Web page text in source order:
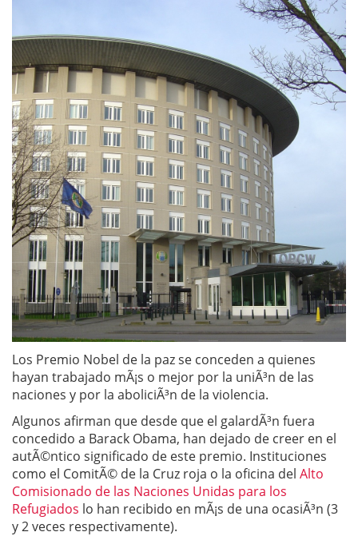
Los Premio Nobel de la paz se conceden a quienes
hayan trabajado mÃ¡s o mejor por la uniÃ³n de las
naciones y por la aboliciÃ³n de la violencia.
Algunos afirman que desde que el galardÃ³n fuera
concedido a Barack Obama, han dejado de creer en el
autÃ©ntico significado de este premio. Instituciones
como el ComitÃ© de la Cruz roja o la oficina del Alto
Comisionado de las Naciones Unidas para los
Refugiados lo han recibido en mÃ¡s de una ocasiÃ³n (3
y 2 veces respectivamente).